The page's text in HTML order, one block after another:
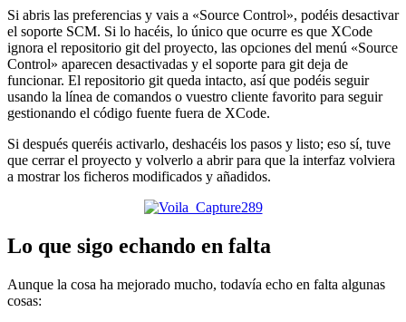
Si abris las preferencias y vais a «Source Control», podéis desactivar
el soporte SCM. Si lo hacéis, lo único que ocurre es que XCode
ignora el repositorio git del proyecto, las opciones del menú «Source
Control» aparecen desactivadas y el soporte para git deja de
funcionar. El repositorio git queda intacto, así que podéis seguir
usando la línea de comandos o vuestro cliente favorito para seguir
gestionando el código fuente fuera de XCode.
Si después queréis activarlo, deshacéis los pasos y listo; eso sí, tuve
que cerrar el proyecto y volverlo a abrir para que la interfaz volviera
a mostrar los ficheros modificados y añadidos.
Lo que sigo echando en falta
Aunque la cosa ha mejorado mucho, todavía echo en falta algunas
cosas: